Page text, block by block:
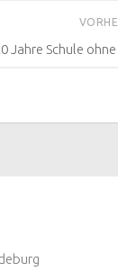
Jahre Schule